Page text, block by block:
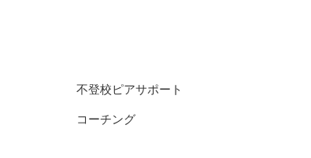
不登校ピアサポート
コーチング